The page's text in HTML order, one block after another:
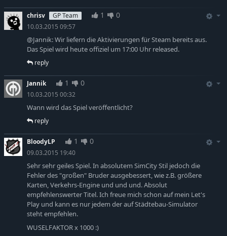
chrisv GP Team 1 0
10.03.2015 09:57
@Jannik: Wir liefern die Aktivierungen für Steam bereits aus.
Das Spiel wird heute offiziel um 17:00 Uhr released.
reply
Jannik 1 0
10.03.2015 00:32
Wann wird das Spiel veröffentlicht?
reply
BloodyLP 1 0
09.03.2015 19:40
Sehr sehr geiles Spiel. In absolutem SimCity Stil jedoch die
Fehler des "großen" Bruder ausgebessert, wie z.B. größere
Karten, Verkehrs-Engine und und und. Absolut
empfehlenswerter Titel. Ich freue mich schon auf mein Let's
Play und kann es nur jedem der auf Städtebau-Simulator
steht empfehlen.
WUSELFAKTOR x 1000 :)